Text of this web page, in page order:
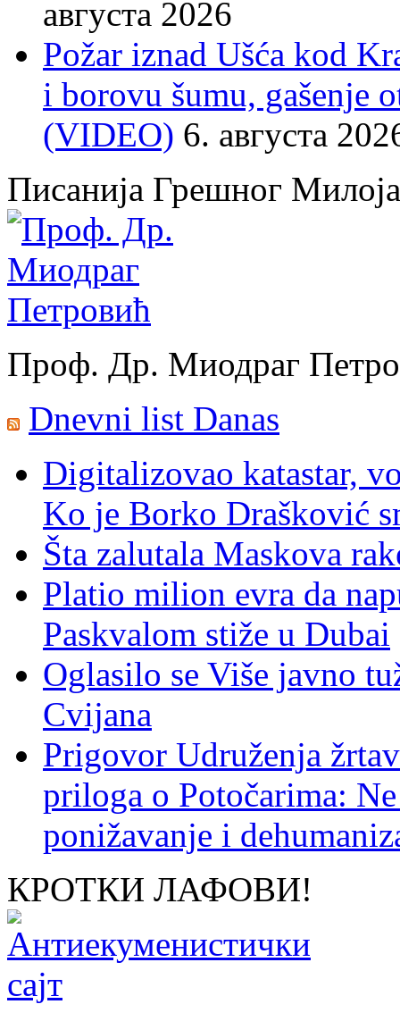
августа 2026
Požar iznad Ušća kod
i borovu šumu, gašenje
(VIDEO) 6. августа
Писанија Грешног Милоја
Проф. Др. Миодраг
Dnevni list Danas
Digitalizovao katastar,
Ko je Borko Drašković
Šta zalutala Maskova
Platio milion evra da
Paskvalom stiže u Dubai
Oglasilo se Više javno
Cvijana
Prigovor Udruženja
priloga o Potočarima:
ponižavanje i
КРОТКИ ЛАФОВИ!